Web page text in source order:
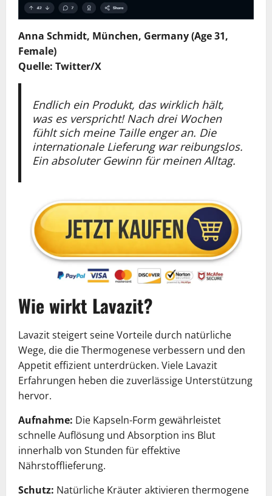
Anna Schmidt, München, Germany (Age 31,
Female)
Quelle: Twitter/X
Endlich ein Produkt, das wirklich hält,
was es verspricht! Nach drei Wochen
fühlt sich meine Taille enger an. Die
internationale Lieferung war reibungslos.
Ein absoluter Gewinn für meinen Alltag.
Wie wirkt Lavazit?
Lavazit steigert seine Vorteile durch natürliche
Wege, die die Thermogenese verbessern und den
Appetit effizient unterdrücken. Viele Lavazit
Erfahrungen heben die zuverlässige Unterstützung
hervor.
Aufnahme: Die Kapseln-Form gewährleistet
schnelle Auflösung und Absorption ins Blut
innerhalb von Stunden für effektive
Nährstofflieferung.
Schutz: Natürliche Kräuter aktivieren thermogene